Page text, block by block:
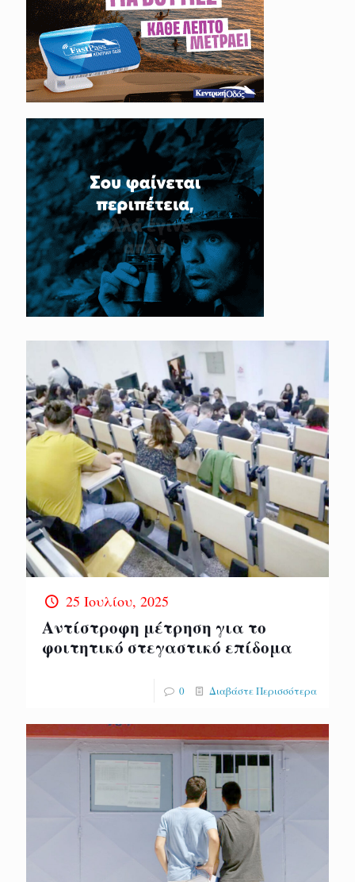
25 Ιουλίου, 2025
Αντίστροφη μέτρηση για το
φοιτητικό στεγαστικό επίδομα
0 Διαβάστε Περισσότερα